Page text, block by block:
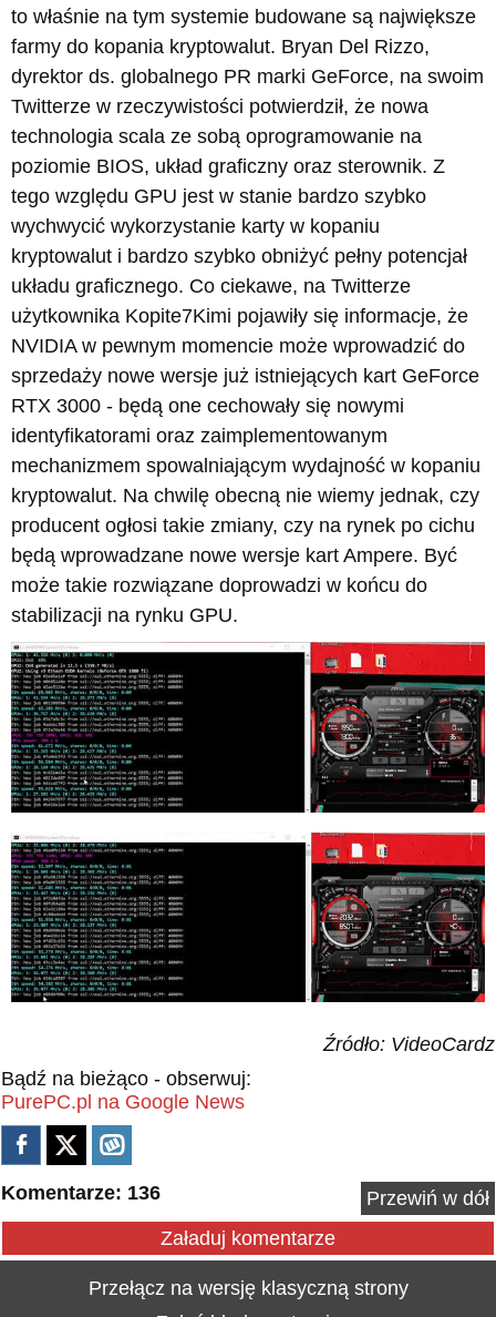
to właśnie na tym systemie budowane są największe
farmy do kopania kryptowalut. Bryan Del Rizzo,
dyrektor ds. globalnego PR marki GeForce, na swoim
Twitterze w rzeczywistości potwierdził, że nowa
technologia scala ze sobą oprogramowanie na
poziomie BIOS, układ graficzny oraz sterownik. Z
tego względu GPU jest w stanie bardzo szybko
wychwycić wykorzystanie karty w kopaniu
kryptowalut i bardzo szybko obniżyć pełny potencjał
układu graficznego. Co ciekawe, na Twitterze
użytkownika Kopite7Kimi pojawiły się informacje, że
NVIDIA w pewnym momencie może wprowadzić do
sprzedaży nowe wersje już istniejących kart GeForce
RTX 3000 - będą one cechowały się nowymi
identyfikatorami oraz zaimplementowanym
mechanizmem spowalniającym wydajność w kopaniu
kryptowalut. Na chwilę obecną nie wiemy jednak, czy
producent ogłosi takie zmiany, czy na rynek po cichu
będą wprowadzane nowe wersje kart Ampere. Być
może takie rozwiązane doprowadzi w końcu do
stabilizacji na rynku GPU.
Źródło: VideoCardz
Bądź na bieżąco - obserwuj:
PurePC.pl na Google News
Komentarze: 136
Przewiń w dół
Załaduj komentarze
Przełącz na wersję klasyczną strony